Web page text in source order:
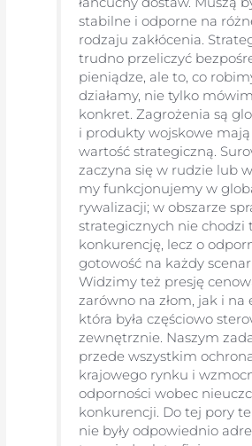
stabilne i odporne na
rodzaju zakłócenia.
trudno przeliczyć
pieniądze, ale to, co
działamy, nie tylko
konkret. Zagrożenia są
i produkty wojskowe
wartość strategiczną.
zaczyna się w rudzie lub
my funkcjonujemy w
rywalizacji; w obszarze
strategicznych nie chodzi
konkurencję, lecz o
gotowość na każdy
Widzimy też presję
zarówno na złom, jak i na
która była częściowo
zewnętrznie. Naszym
przede wszystkim
krajowego rynku i
odporności wobec
konkurencji. Do tej pory
nie były odpowiednio